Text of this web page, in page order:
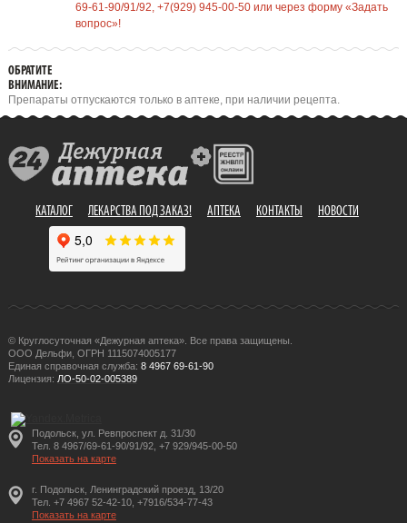
69-61-90/91/92, +7(929) 945-00-50 или через форму «Задать
вопрос»!
ОБРАТИТЕ
ВНИМАНИЕ:
Препараты отпускаются только в аптеке, при наличии рецепта.
КАТАЛОГ ЛЕКАРСТВА ПОД ЗАКАЗ! АПТЕКА КОНТАКТЫ НОВОСТИ
© Круглосуточная «Дежурная аптека». Все права защищены.
ООО Дельфи, ОГРН 1115074005177
Единая справочная служба: 8 4967 69-61-90
Лицензия: ЛО-50-02-005389
Подольск, ул. Ревпроспект д. 31/30
Тел. 8 4967/69-61-90/91/92, +7 929/945-00-50
Показать на карте
г. Подольск, Ленинградский проезд, 13/20
Тел. +7 4967 52-42-10, +7916/534-77-43
Показать на карте